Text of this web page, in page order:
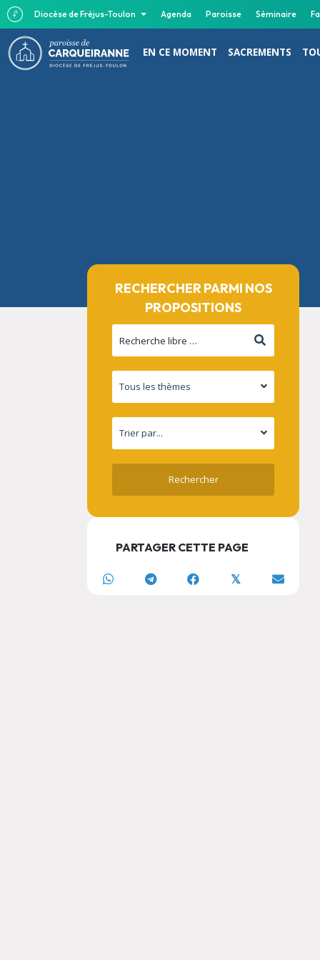
Diocèse de Fréjus-Toulon Agenda Paroisse Séminaire
EN CE MOMENT SACREMENTS
RECHERCHER PARMI NOS
PROPOSITIONS
PARTAGER CETTE PAGE
𝕏